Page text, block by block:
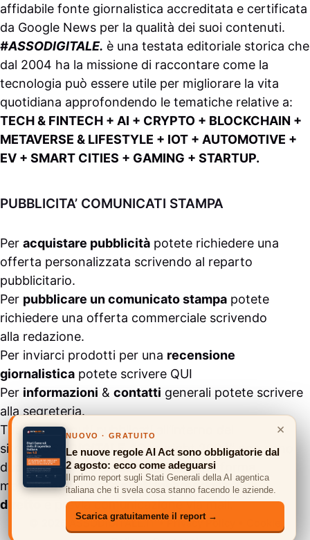
affidabile fonte giornalistica accreditata e certificata
da Google News per la qualità dei suoi contenuti.
#ASSODIGITALE. è una testata editoriale storica che
dal 2004 ha la missione di raccontare come la
tecnologia può essere utile per migliorare la vita
quotidiana approfondendo le tematiche relative a:
TECH & FINTECH + AI + CRYPTO + BLOCKCHAIN +
METAVERSE & LIFESTYLE + IOT + AUTOMOTIVE +
EV + SMART CITIES + GAMING + STARTUP.
PUBBLICITA’ COMUNICATI STAMPA
Per acquistare pubblicità potete richiedere una
offerta personalizzata scrivendo al reparto
pubblicitario.
Per pubblicare un comunicato stampa potete
richiedere una offerta commerciale scrivendo
alla redazione.
Per inviarci prodotti per una recensione
giornalistica potete scrivere QUI
Per informazioni & contatti generali potete scrivere
alla segreteria.
Tutti i contenuti pubblicati all’interno del
sito #ASSODIGITALE.“Copyright 2024” non sono
duplicabili e/o riproducibili in nessuna forma,
ma possono essere citati inserendo un link
diretto
e previa comunicazione viamail.
© 2026 ASSODIGITALE.IT•Privacy Policy
×
NUOVO · GRATUITO
Le nuove regole AI Act sono obbligatorie dal
2 agosto: ecco come adeguarsi
Il primo report sugli Stati Generali della AI agentica
italiana che ti svela cosa stanno facendo le aziende.
Scarica gratuitamente il report →